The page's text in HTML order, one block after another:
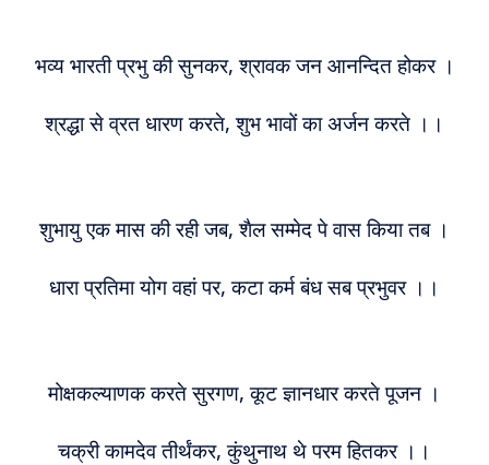
भव्य भारती प्रभु की सुनकर, श्रावक जन आनन्दित होकर ।
श्रद्धा से व्रत धारण करते, शुभ भावों का अर्जन करते ।।
शुभायु एक मास की रही जब, शैल सम्मेद पे वास किया तब ।
धारा प्रतिमा योग वहां पर, कटा कर्म बंध सब प्रभुवर ।।
मोक्षकल्याणक करते सुरगण, कूट ज्ञानधार करते पूजन ।
चक्री कामदेव तीर्थंकर, कुंथुनाथ थे परम हितकर ।।